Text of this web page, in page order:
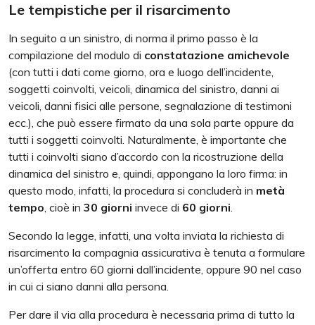
Le tempistiche per il risarcimento
In seguito a un sinistro, di norma il primo passo è la
compilazione del modulo di constatazione amichevole
(con tutti i dati come giorno, ora e luogo dell’incidente,
soggetti coinvolti, veicoli, dinamica del sinistro, danni ai
veicoli, danni fisici alle persone, segnalazione di testimoni
ecc.), che può essere firmato da una sola parte oppure da
tutti i soggetti coinvolti. Naturalmente, è importante che
tutti i coinvolti siano d’accordo con la ricostruzione della
dinamica del sinistro e, quindi, appongano la loro firma: in
questo modo, infatti, la procedura si concluderà in metà
tempo, cioè in 30 giorni invece di 60 giorni.
Secondo la legge, infatti, una volta inviata la richiesta di
risarcimento la compagnia assicurativa è tenuta a formulare
un’offerta entro 60 giorni dall’incidente, oppure 90 nel caso
in cui ci siano danni alla persona.
Per dare il via alla procedura è necessaria prima di tutto la